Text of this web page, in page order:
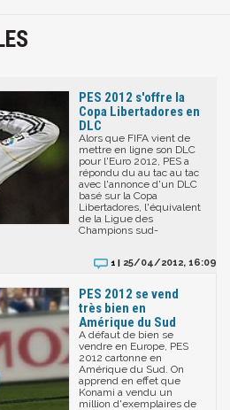
PES 2012 s'offre la
Copa Libertadores en
DLC
Alors que FIFA vient de
mettre en ligne son DLC
pour l'Euro 2012, PES a
répondu du au tac au tac
avec l'annonce d'un DLC
basé sur la Copa
Libertadores, l'équivalent
de la Ligue des
Champions sud-
1 | 25/04/2012, 16:09
PES 2012 se vend
très bien en
Amérique du Sud
A défaut de bien se
vendre en Europe, PES
2012 cartonne en
Amérique du Sud. On
apprend en effet que
Konami a vendu un
million d'exemplaires de